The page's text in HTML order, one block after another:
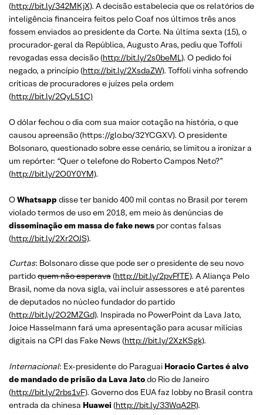
(http://bit.ly/342MKjX). A decisão estabelecia que os relatórios de
inteligência financeira feitos pelo Coaf nos últimos três anos
fossem enviados ao presidente da Corte. Na última sexta (15), o
procurador-geral da República, Augusto Aras, pediu que Toffoli
revogadas essa decisão (http://bit.ly/2s0beML). O pedido foi
negado, a princípio (http://bit.ly/2XsdaZW). Toffoli vinha sofrendo
críticas de procuradores e juízes pela ordem
(http://bit.ly/2QyL51C)
O dólar fechou o dia com sua maior cotação na história, o que
causou apreensão (https://glo.bo/32YCGXV). O presidente
Bolsonaro, questionado sobre esse cenário, se limitou a ironizar a
um repórter: “Quer o telefone do Roberto Campos Neto?”
(http://bit.ly/2O0Y0YM).
OWhatsapp disse ter banido 400 mil contas no Brasil por terem
violado termos de uso em 2018, em meio às denúncias de
disseminação em massa de fake news por contas falsas
(http://bit.ly/2Xr2OJS).
Curtas: Bolsonaro disse que pode ser o presidente de seu novo
partidoquem não esperava(http://bit.ly/2pvFfTE). A Aliança Pelo
Brasil, nome da nova sigla, vai incluir assessores e até parentes
de deputados no núcleo fundador do partido
(http://bit.ly/2O2MZGd). Inspirada no PowerPoint da Lava Jato,
Joice Hasselmann fará uma apresentação para acusar milícias
digitais na CPI das Fake News (http://bit.ly/2XzKSgk).
Internacional: Ex-presidente do Paraguai Horacio Cartes é alvo
de mandado de prisão da Lava Jatodo Rio de Janeiro
(http://bit.ly/2rbs1vF). Governo dos EUA faz lobby no Brasil contra
entrada da chinesa Huawei(http://bit.ly/33WqA2R).